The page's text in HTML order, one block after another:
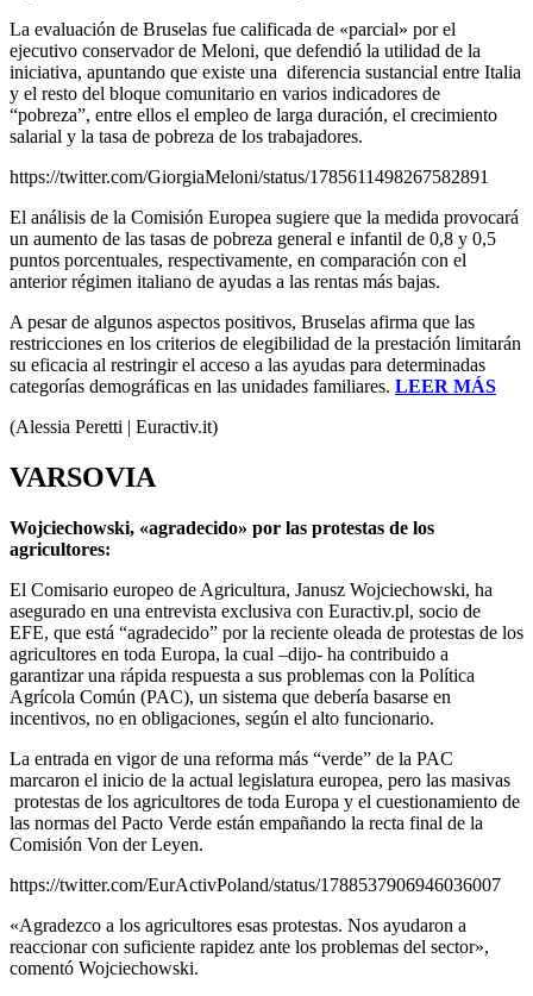
La evaluación de Bruselas fue calificada de «parcial» por el
ejecutivo conservador de Meloni, que defendió la utilidad de la
iniciativa, apuntando que existe una diferencia sustancial entre Italia
y el resto del bloque comunitario en varios indicadores de
“pobreza”, entre ellos el empleo de larga duración, el crecimiento
salarial y la tasa de pobreza de los trabajadores.
https://twitter.com/GiorgiaMeloni/status/1785611498267582891
El análisis de la Comisión Europea sugiere que la medida provocará
un aumento de las tasas de pobreza general e infantil de 0,8 y 0,5
puntos porcentuales, respectivamente, en comparación con el
anterior régimen italiano de ayudas a las rentas más bajas.
A pesar de algunos aspectos positivos, Bruselas afirma que las
restricciones en los criterios de elegibilidad de la prestación limitarán
su eficacia al restringir el acceso a las ayudas para determinadas
categorías demográficas en las unidades familiares. LEER MÁS
(Alessia Peretti | Euractiv.it)
VARSOVIA
Wojciechowski, «agradecido» por las protestas de los
agricultores:
El Comisario europeo de Agricultura, Janusz Wojciechowski, ha
asegurado en una entrevista exclusiva con Euractiv.pl, socio de
EFE, que está “agradecido” por la reciente oleada de protestas de los
agricultores en toda Europa, la cual –dijo- ha contribuido a
garantizar una rápida respuesta a sus problemas con la Política
Agrícola Común (PAC), un sistema que debería basarse en
incentivos, no en obligaciones, según el alto funcionario.
La entrada en vigor de una reforma más “verde” de la PAC
marcaron el inicio de la actual legislatura europea, pero las masivas
protestas de los agricultores de toda Europa y el cuestionamiento de
las normas del Pacto Verde están empañando la recta final de la
Comisión Von der Leyen.
https://twitter.com/EurActivPoland/status/1788537906946036007
«Agradezco a los agricultores esas protestas. Nos ayudaron a
reaccionar con suficiente rapidez ante los problemas del sector»,
comentó Wojciechowski.